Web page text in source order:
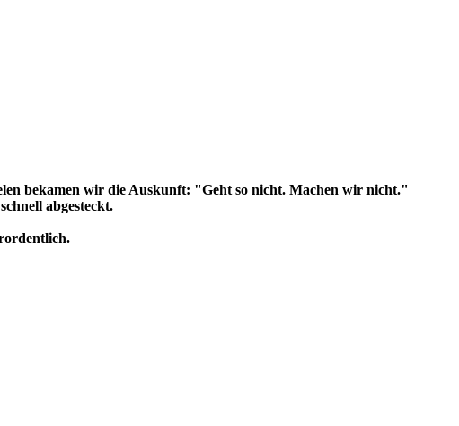
bekamen wir die Auskunft: "Geht so nicht. Machen wir nicht."
abgesteckt.